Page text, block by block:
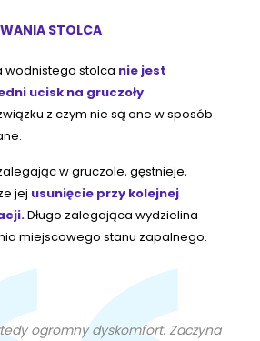
STOLCA
wodnistego stolca nie jest
ucisk na gruczoły
z czym nie są one w sposób
w gruczole, gęstnieje,
jej usunięcie przy kolejnej
Długo zalegająca wydzielina
miejscowego stanu zapalnego.
ogromny dyskomfort. Zaczyna